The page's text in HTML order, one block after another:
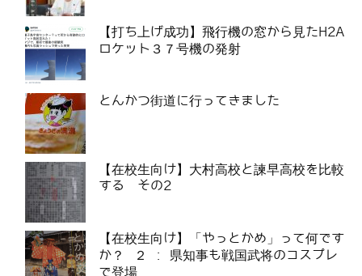
【打ち上げ成功】飛行機の窓から見たH2A
ロケット３７号機の発射
とんかつ街道に行ってきました
【在校生向け】大村高校と諫早高校を比較
する その2
【在校生向け】「やっとかめ」って何です
か？ ２ : 県知事も戦国武将のコスプレ
で登場